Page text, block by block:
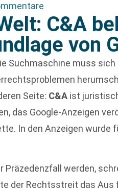
C&A
von
Suchmaschine muss
Seite: C&A ist
das Google-Anzeigen
In den Anzeigen wurde
Präzedenzfall werden,
der Rechtsstreit das Aus